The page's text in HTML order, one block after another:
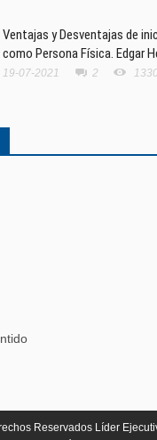
Ventajas y Desventajas de
como Persona Física. Edgar
19-07-2021 2
Reservados Líder